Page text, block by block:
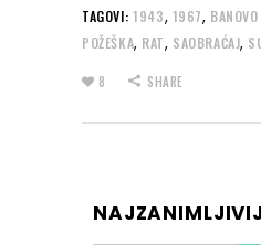
TAGOVI: 1943, 1967,
POŽEŠKA, RAT, SAOBRAĆAJ,
8 SHARE